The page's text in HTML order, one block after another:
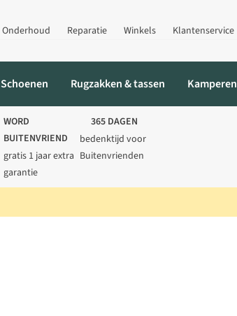
Onderhoud Reparatie Winkels Klantenservice
Schoenen Rugzakken & tassen Kamperen
WORD
BUITENVRIEND
gratis 1 jaar extra
garantie
365 DAGEN
bedenktijd voor
Buitenvrienden